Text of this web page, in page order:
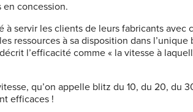
en concession.
à servir les clients de leurs fabricants avec
ressources à sa disposition dans l’unique
l’efficacité comme « la vitesse à
qu’on appelle blitz du 10, du 20, du
efficaces !